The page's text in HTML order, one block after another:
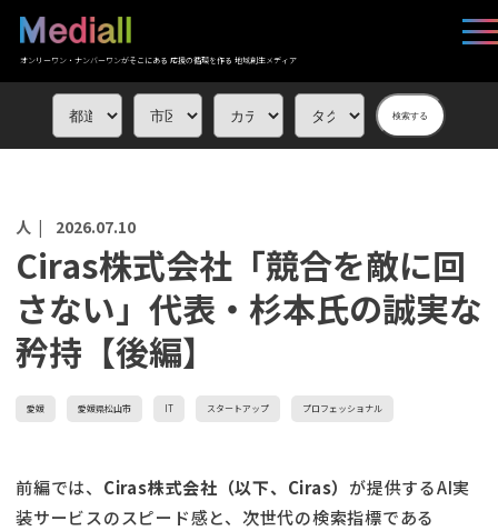
オンリーワン・ナンバーワンがそこにある 応援の循環を作る 地域創生メディア
検索する
人 | 2026.07.10
Ciras株式会社「競合を敵に回
さない」代表・杉本氏の誠実な
矜持【後編】
愛媛 愛媛県松山市 IT スタートアップ プロフェッショナル
前編では、 Ciras株式会社（以下、Ciras） が提供するAI実
装サービスのスピード感と、次世代の検索指標である